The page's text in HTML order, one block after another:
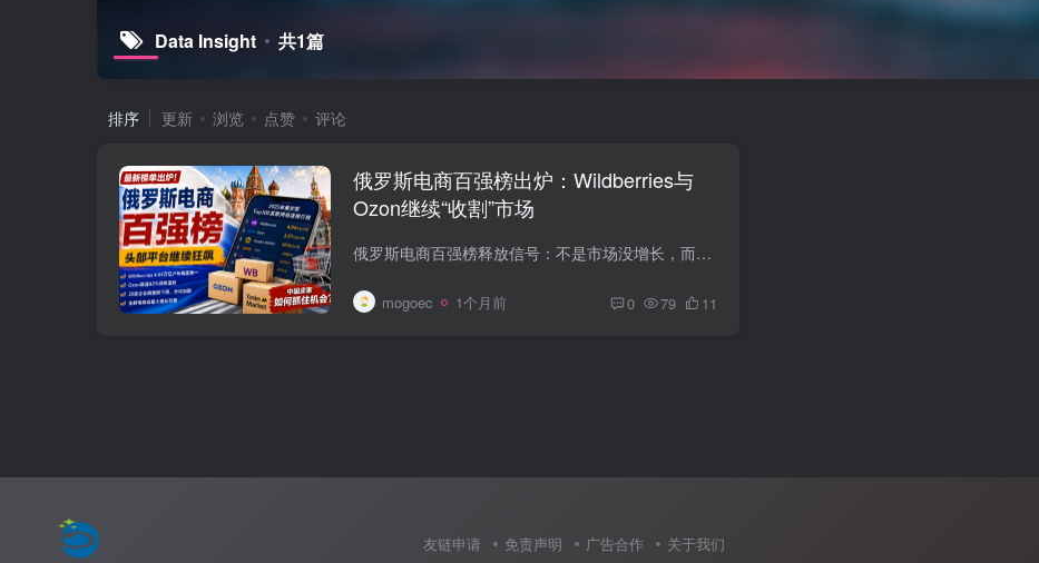
Data Insight 共1篇
排序 更新 浏览 点赞 评论
俄罗斯电商百强榜出炉：Wildberries与
Ozon继续“收割”市场
俄罗斯电商百强榜释放信号：不是市场没增长，而是增长越来越集中 俄罗斯电商市场又交出了一份“强者恒强”的成绩单。 表面看，2025年俄罗斯线上零售仍在扩张；但如果把榜单拆开看，会发现真正吃...
mogoec 1个月前 0 79 11
友链申请 免责声明 广告合作 关于我们